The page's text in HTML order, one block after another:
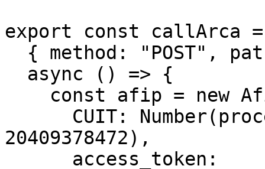
export const callArca
20409378472),